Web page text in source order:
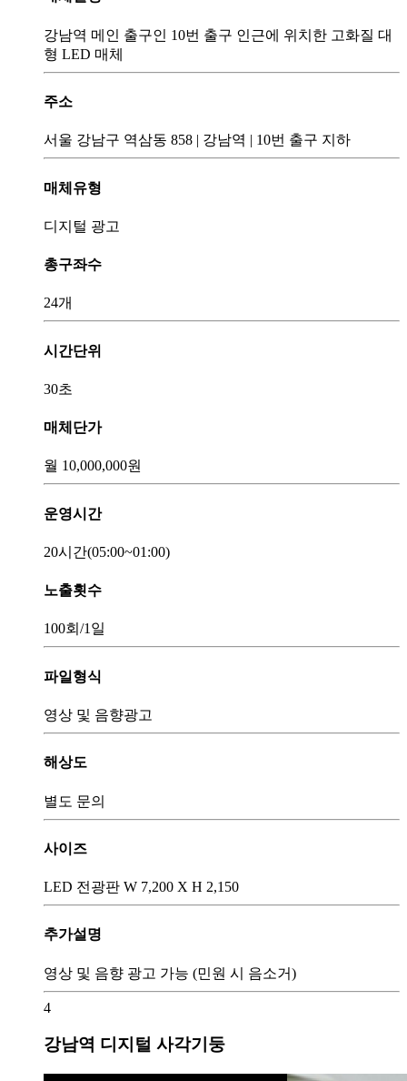
강남역 메인 출구인 10번 출구 인근에 위치한 고화질 대
형 LED 매체
주소
서울 강남구 역삼동 858 | 강남역 | 10번 출구 지하
매체유형
디지털 광고
총구좌수
24개
시간단위
30초
매체단가
월 10,000,000원
운영시간
20시간(05:00~01:00)
노출횟수
100회 /1일
파일형식
영상 및 음향광고
해상도
별도 문의
사이즈
LED 전광판 W 7,200 X H 2,150
추가설명
영상 및 음향 광고 가능 (민원 시 음소거)
4
강남역 디지털 사각기둥